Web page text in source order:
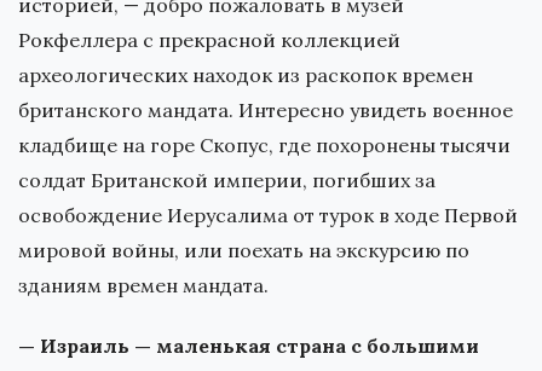
историей, — добро пожаловать в музей
Рокфеллера с прекрасной коллекцией
археологических находок из раскопок времен
британского мандата. Интересно увидеть военное
кладбище на горе Скопус, где похоронены тысячи
солдат Британской империи, погибших за
освобождение Иерусалима от турок в ходе Первой
мировой войны, или поехать на экскурсию по
зданиям времен мандата.
— Израиль — маленькая страна с большими